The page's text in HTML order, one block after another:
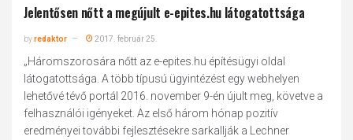
Jelentősen nőtt a megújult e-epites.hu látogatottsága
byredaktor 2017. február 25.
„Háromszorosára nőtt az e-epites.hu építésügyi oldal
látogatottsága. A több típusú ügyintézést egy webhelyen
lehetővé tévő portál 2016. november 9-én újult meg, követve a
felhasználói igényeket. Az első három hónap pozitív
eredményei további fejlesztésekre sarkallják a Lechner